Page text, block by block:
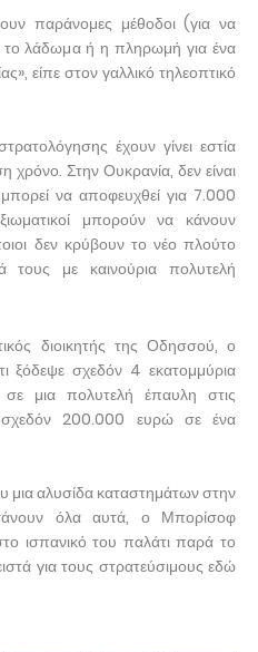
παράνομες μέθοδοι (για να
λάδωμα ή η πληρωμή για ένα
είπε στον γαλλικό τηλεοπτικό
έχουν γίνει εστία
χρόνο. Στην Ουκρανία, δεν είναι
να αποφευχθεί για 7.000
μπορούν να κάνουν
δεν κρύβουν το νέο πλούτο
τους με καινούρια πολυτελή
διοικητής της Οδησσού, ο
σχεδόν 4 εκατομμύρια
μια πολυτελή έπαυλη στις
σχεδόν 200.000 ευρώ σε ένα
μια αλυσίδα καταστημάτων στην
όλα αυτά, ο Μπορίσοφ
ισπανικό του παλάτι παρά το
για τους στρατεύσιμους εδώ